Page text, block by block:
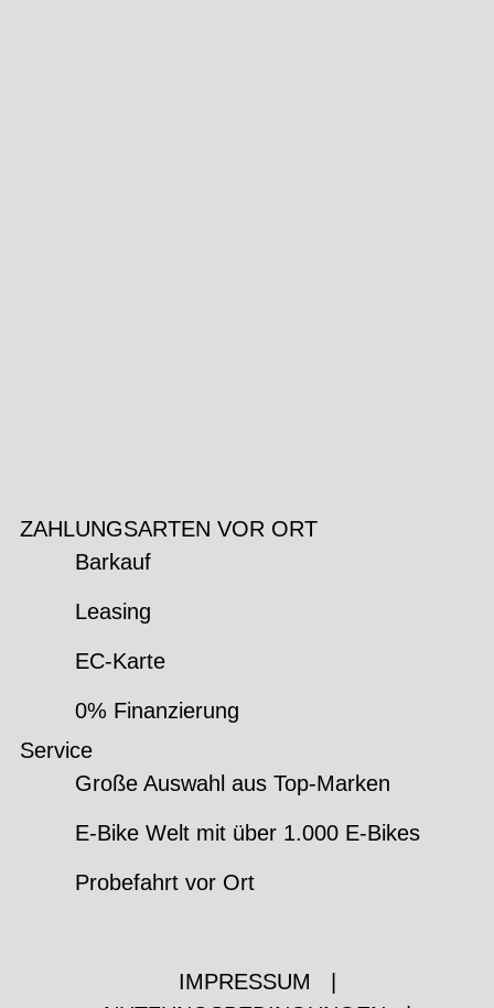
ZAHLUNGSARTEN VOR ORT
Barkauf
Leasing
EC-Karte
0% Finanzierung
Service
Große Auswahl aus Top-Marken
E-Bike Welt mit über 1.000 E-Bikes
Probefahrt vor Ort
IMPRESSUM